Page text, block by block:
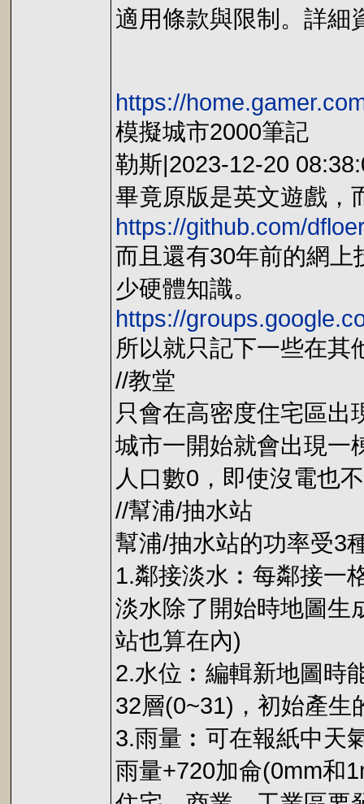
適用條款與限制。詳細
https://
模擬城市2000筆記
勒斯|2023-12-20
畢竟原版是英文遊戲，
https://github.com/
而且還有30年前的網上
少硬體知識。
https://
所以就只記下一些在其
//教堂
只會在高密度住宅區出
城市一開始就會出現一
人口數0，即使沒電也
//幫浦/抽水站
幫浦/抽水站的功率受3
1.鄰接淡水︰每鄰接一
淡水除了開始時地圖生
站也算在內)
2.水位︰編輯新地圖時
32層(0~31)，初始產生
3.雨量︰可在報紙中天
雨量+720加侖(0mm和